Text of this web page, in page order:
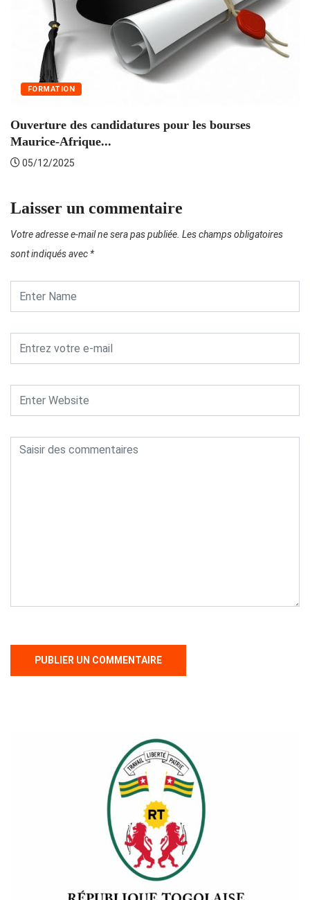
FORMATION
Ouverture des candidatures pour les bourses
Maurice-Afrique...
05/12/2025
Laisser un commentaire
Votre adresse e-mail ne sera pas publiée. Les champs obligatoires
sont indiqués avec *